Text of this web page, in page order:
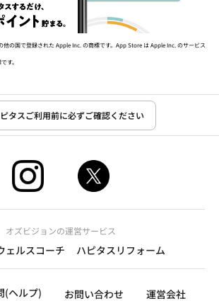
他の国で登録された Apple Inc. の商標です。App Store は Apple Inc. のサービス
す。
タスご利用前に必ずご確認ください
オズビジョンの運営サービス
ェルスコーチ ハピタスリフォーム
(ヘルプ) お問い合わせ 運営会社